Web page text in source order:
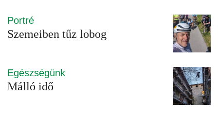
Portré
Szemeiben tűz lobog
Egészségünk
Málló idő